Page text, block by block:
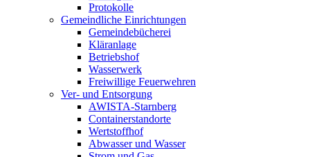
Protokolle
Gemeindliche Einrichtungen
Gemeindebücherei
Kläranlage
Betriebshof
Wasserwerk
Freiwillige Feuerwehren
Ver- und Entsorgung
AWISTA-Starnberg
Containerstandorte
Wertstoffhof
Abwasser und Wasser